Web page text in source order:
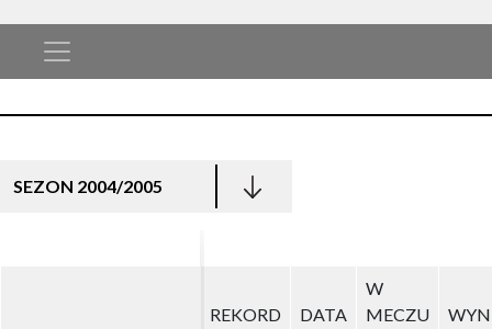
SEZON 2004/2005
REKORD DATA
W
MECZU
REKORD DATA
W
MECZU